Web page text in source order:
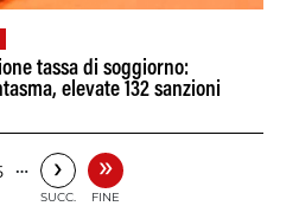
tassa di soggiorno:
elevate 132 sanzioni
… ›
SUCC.
»
FINE